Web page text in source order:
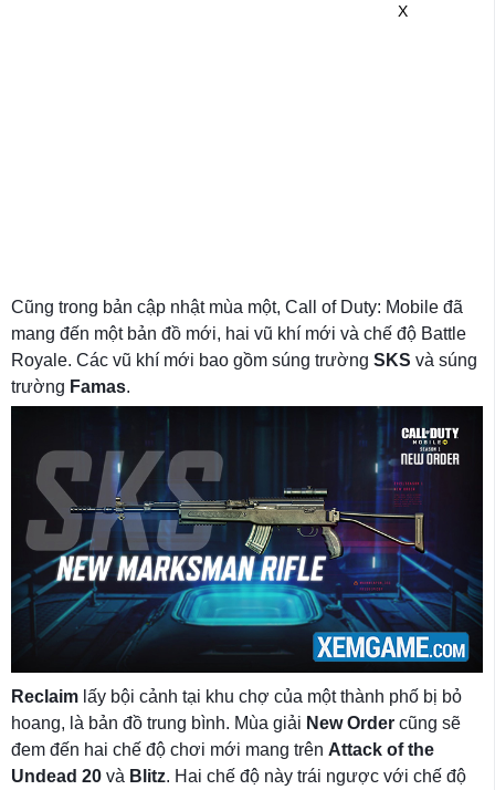
X
Cũng trong bản cập nhật mùa một, Call of Duty: Mobile đã
mang đến một bản đồ mới, hai vũ khí mới và chế độ Battle
Royale. Các vũ khí mới bao gồm súng trường SKS và súng
trường Famas.
Reclaim lấy bội cảnh tại khu chợ của một thành phố bị bỏ
hoang, là bản đồ trung bình. Mùa giải New Order cũng sẽ
đem đến hai chế độ chơi mới mang trên Attack of the
Undead 20 và Blitz. Hai chế độ này trái ngược với chế độ